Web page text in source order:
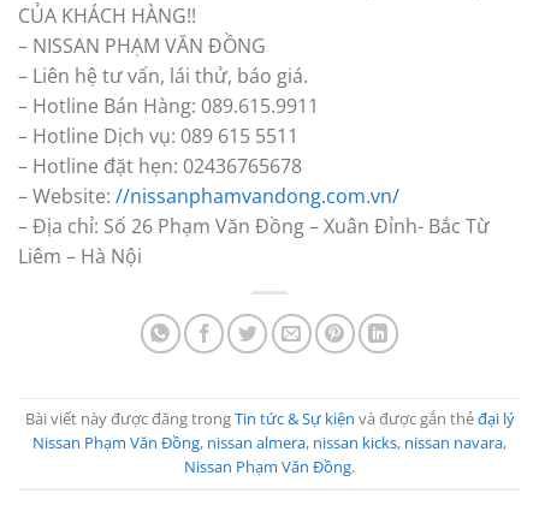
CỦA KHÁCH HÀNG!!
– NISSAN PHẠM VĂN ĐỒNG
– Liên hệ tư vấn, lái thử, báo giá.
– Hotline Bán Hàng: 089.615.9911
– Hotline Dịch vụ: 089 615 5511
– Hotline đặt hẹn: 02436765678
– Website: //nissanphamvandong.com.vn/
– Ðịa chỉ: Số 26 Phạm Văn Đồng – Xuân Đỉnh- Bắc Từ
Liêm – Hà Nội
Bài viết này được đăng trongTin tức & Sự kiện và được gắn thẻđại lý
Nissan Phạm Văn Đồng, nissan almera, nissan kicks, nissan navara,
Nissan Phạm Văn Đồng.